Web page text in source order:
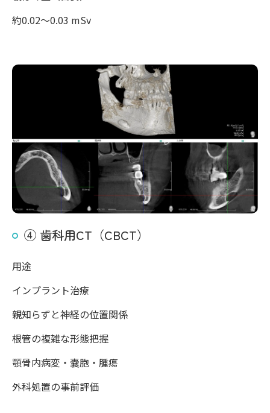
約0.02〜0.03 mSv
④ 歯科用CT（CBCT）
用途
インプラント治療
親知らずと神経の位置関係
根管の複雑な形態把握
顎骨内病変・嚢胞・腫瘍
外科処置の事前評価